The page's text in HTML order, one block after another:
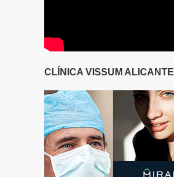
CLÍNICA VISSUM ALICANTE